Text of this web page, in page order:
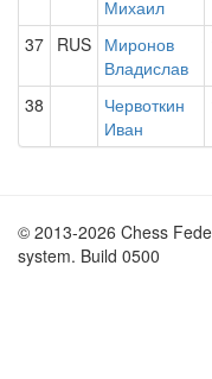
Михаил
37 RUS Миронов
Владислав
38
Червоткин
Иван
© 2013-2026 Chess
system. Build 0500